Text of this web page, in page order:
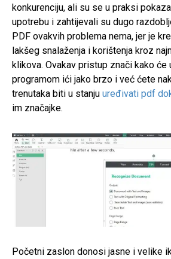
konkurenciju, ali su se u praksi
upotrebu i zahtijevali su dugo
PDF ovakvih problema nema, jer je
lakšeg snalaženja i korištenja kroz
klikova. Ovakav pristup znači kako će
programom ići jako brzo i već ćete
trenutaka biti u stanju uređivati pdf
im značajke.
Početni zaslon donosi jasne i velike